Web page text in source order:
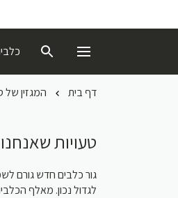
דף בית המגזין של
טעויות
גור כלבים חדש גורם
לגדול נכון. מאלף